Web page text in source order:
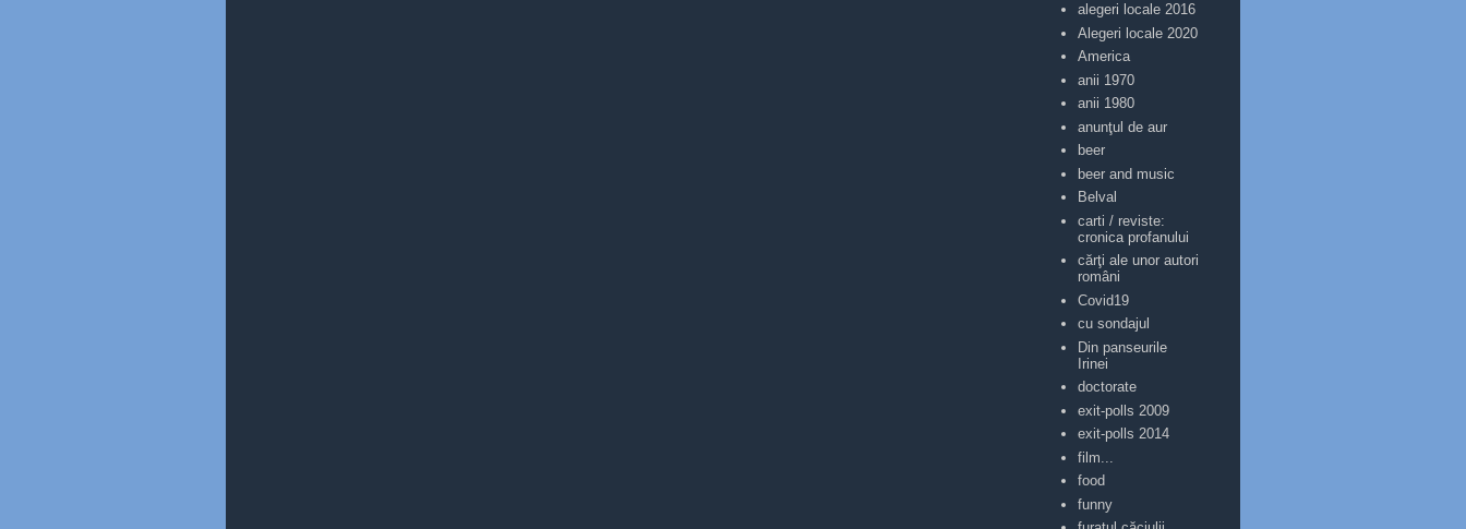
alegeri locale 2016
Alegeri locale 2020
America
anii 1970
anii 1980
anunţul de aur
beer
beer and music
Belval
carti / reviste:
cronica profanului
cărţi ale unor autori
români
Covid19
cu sondajul
Din panseurile
Irinei
doctorate
exit-polls 2009
exit-polls 2014
film...
food
funny